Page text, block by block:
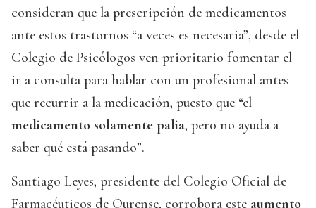
consideran que la prescripción de medicamentos
ante estos trastornos “a veces es necesaria”, desde el
Colegio de Psicólogos ven prioritario fomentar el
ir a consulta para hablar con un profesional antes
que recurrir a la medicación, puesto que “el
medicamento solamente palia, pero no ayuda a
saber qué está pasando”.
Santiago Leyes, presidente del Colegio Oficial de
Farmacéuticos de Ourense, corrobora este aumento